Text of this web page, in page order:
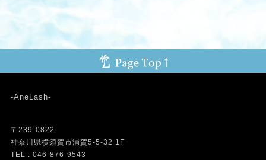
-AneLash-
〒239-0822
神奈川県横須賀市浦賀5-5-32 1F
TEL : 046-876-9543